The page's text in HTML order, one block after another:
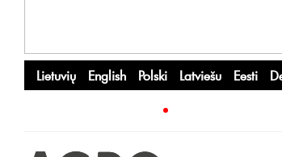
Lietuvių English Polski Latviešu Eesti